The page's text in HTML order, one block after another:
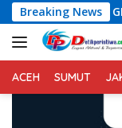
Langsung
ke
konten
Breaking News
AKSI TOLAK
ACEH SUMUT